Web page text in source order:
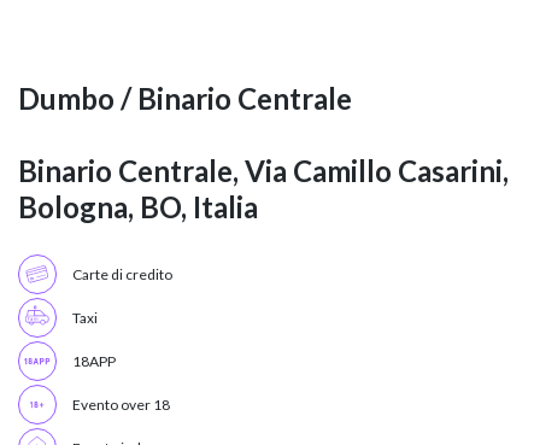
Dumbo / Binario Centrale
Binario Centrale, Via Camillo Casarini,
Bologna, BO, Italia
Carte di credito
Taxi
18APP
Evento over 18